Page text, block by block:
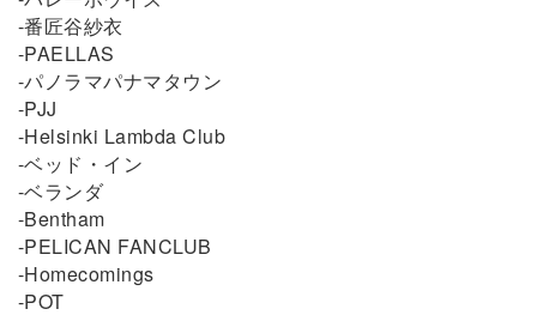
-番匠谷紗衣
-PAELLAS
-パノラマパナマタウン
-PJJ
-Helsinki Lambda Club
-ベッド・イン
-ベランダ
-Bentham
-PELICAN FANCLUB
-Homecomings
-POT